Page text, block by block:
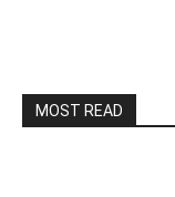
MOST READ